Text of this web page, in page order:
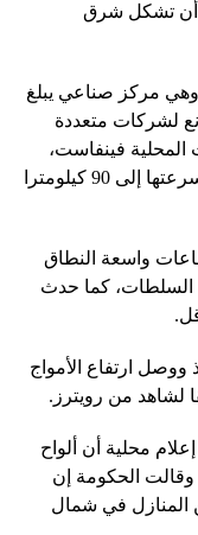
أن تشكل شرق
وهي مركز صناعي يبلغ
لشركات متعددة
المحلية فينفاست،
من بين الأكثر تضررا بالرياح التي وصلت سرعتها إلى 90 كيلومترا
واسعة النطاق
السلطات، كما حدث
ووصل ارتفاع الأمواج
لشاهد من رويترز.
محلية أن ألواح
وقالت الحكومة إن
المنازل في شمال